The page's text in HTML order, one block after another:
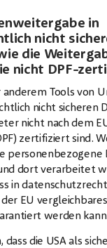
in
nicht
die
nicht DPF-
Tools von
nicht sicheren
nicht nach dem
zertifiziert sind.
personenbezogene
dort verarbeitet
in
EU vergleichbares
werden
dass die USA als